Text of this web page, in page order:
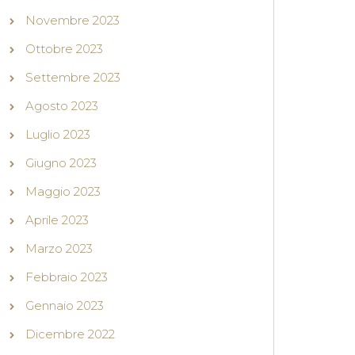
Novembre 2023
Ottobre 2023
Settembre 2023
Agosto 2023
Luglio 2023
Giugno 2023
Maggio 2023
Aprile 2023
Marzo 2023
Febbraio 2023
Gennaio 2023
Dicembre 2022